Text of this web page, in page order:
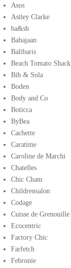
Asos
Astley Clarke
ba&sh
Babajaan
Balibaris
Beach Tomato Shack
Bib & Sola
Boden
Body and Co
Boticca
ByBea
Cachette
Caratime
Caroline de Marchi
Chatelles
Chic Cham
Childrensalon
Codage
Cuisse de Grenouille
Ecocentric
Factory Chic
Farfetch
Febronie